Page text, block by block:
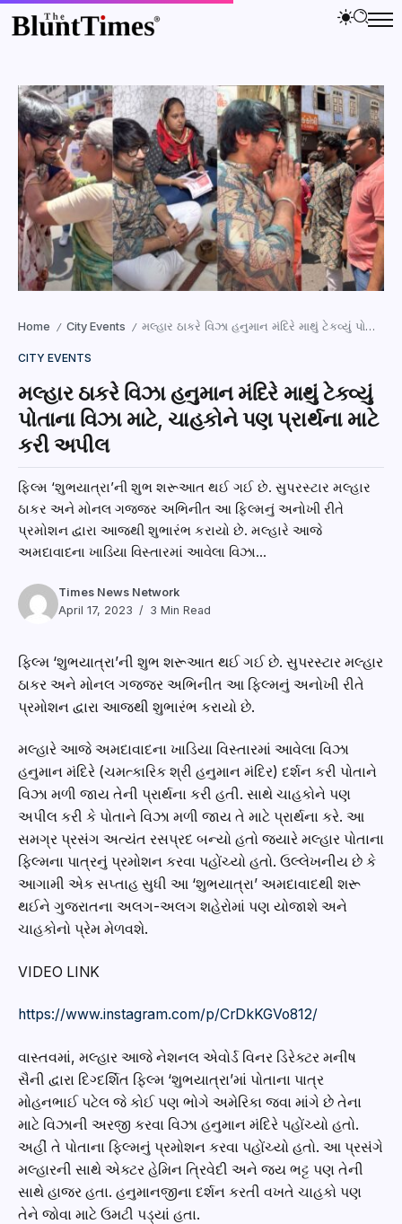
Home / City Events / મલ્હાર ઠાકરે વિઝા હનુમાન મંદિરે માથું ટેકવ્યું પોતાના વિઝા માટે, ચાહકોને પણ પ્રાર્થના માટે કરી અપીલ
CITY EVENTS
મલ્હાર ઠાકરે વિઝા હનુમાન મંદિરે માથું ટેકવ્યું
પોતાના વિઝા માટે, ચાહકોને પણ પ્રાર્થના માટે
કરી અપીલ
ફિલ્મ ‘શુભયાત્રા’ની શુભ શરૂઆત થઈ ગઈ છે. સુપરસ્ટાર મલ્હાર
ઠાકર અને મોનલ ગજ્જર અભિનીત આ ફિલ્મનું અનોખી રીતે
પ્રમોશન દ્વારા આજથી શુભારંભ કરાયો છે. મલ્હારે આજે
અમદાવાદના ખાડિયા વિસ્તારમાં આવેલા વિઝા...
Times News Network
April 17, 2023
3 Min Read
ફિલ્મ ‘શુભયાત્રા’ની શુભ શરૂઆત થઈ ગઈ છે. સુપરસ્ટાર મલ્હાર
ઠાકર અને મોનલ ગજ્જર અભિનીત આ ફિલ્મનું અનોખી રીતે
પ્રમોશન દ્વારા આજથી શુભારંભ કરાયો છે.
મલ્હારે આજે અમદાવાદના ખાડિયા વિસ્તારમાં આવેલા વિઝા
હનુમાન મંદિરે (ચમત્કારિક શ્રી હનુમાન મંદિર) દર્શન કરી પોતાને
વિઝા મળી જાય તેની પ્રાર્થના કરી હતી. સાથે ચાહકોને પણ
અપીલ કરી કે પોતાને વિઝા મળી જાય તે માટે પ્રાર્થના કરે. આ
સમગ્ર પ્રસંગ અત્યંત રસપ્રદ બન્યો હતો જ્યારે મલ્હાર પોતાના
ફિલ્મના પાત્રનું પ્રમોશન કરવા પહોંચ્યો હતો. ઉલ્લેખનીય છે કે
આગામી એક સપ્તાહ સુધી આ ‘શુભયાત્રા’ અમદાવાદથી શરૂ
થઈને ગુજરાતના અલગ-અલગ શહેરોમાં પણ યોજાશે અને
ચાહકોનો પ્રેમ મેળવશે.
VIDEO LINK
https://www.instagram.com/p/CrDkKGVo812/
વાસ્તવમાં, મલ્હાર આજે નેશનલ એવોર્ડ વિનર ડિરેક્ટર મનીષ
સૈની દ્વારા દિગ્દર્શિત ફિલ્મ ‘શુભયાત્રા’માં પોતાના પાત્ર
મોહનભાઈ પટેલ જે કોઈ પણ ભોગે અમેરિકા જવા માંગે છે તેના
માટે વિઝાની અરજી કરવા વિઝા હનુમાન મંદિરે પહોંચ્યો હતો.
અહીં તે પોતાના ફિલ્મનું પ્રમોશન કરવા પહોંચ્યો હતો. આ પ્રસંગે
મલ્હારની સાથે એક્ટર હેમિન ત્રિવેદી અને જય ભટ્ટ પણ તેની
સાથે હાજર હતા. હનુમાનજીના દર્શન કરતી વખતે ચાહકો પણ
તેને જોવા માટે ઉમટી પડ્યાં હતા.